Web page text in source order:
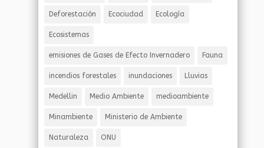
Deforestación Ecociudad Ecología
Ecosistemas
emisiones de Gases de Efecto Invernadero Fauna
incendios forestales inundaciones Lluvias
Medellin Medio Ambiente medioambiente
Minambiente Ministerio de Ambiente
Naturaleza ONU